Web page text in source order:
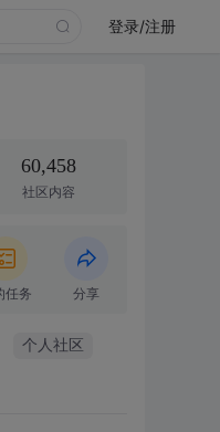
登录/注册
60,458
社区内容
任务 分享
个人社区